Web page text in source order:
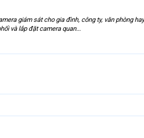
giám sát cho gia đình, công ty, văn phòng
và lắp đặt camera quan...